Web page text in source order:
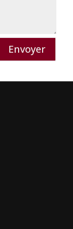
Envoyer